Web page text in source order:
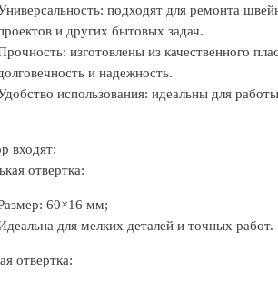
подходят для ремонта
и других бытовых задач.
изготовлены из качественного
и надежность.
использования: идеальны для
входят:
отвертка:
60×16 мм;
для мелких деталей и точных работ.
отвертка: